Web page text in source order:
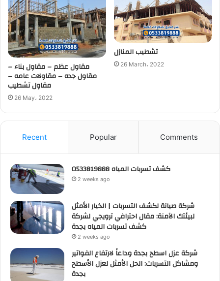
مقاول عظم – مقاول بناء –
مقاول جده – مقاولات عامه –
مقاول تشطيب
26 May، 2022
تشطيب المنازل
26 March، 2022
Recent Popular Comments
كشف تسربات المياه 0533819888
2 weeks ago
شركة صيانة لكشف التسربات | الخيار الأمثل
لبيئتك الآمنة: مقال احترافي ترويجي لشركة
كشف تسربات المياه بجدة
2 weeks ago
شركة عزل اسطح بجدة وداعاً لارتفاع الفواتير
ومشاكل التسربات: الحل الأمثل لعزل الأسطح
بجدة